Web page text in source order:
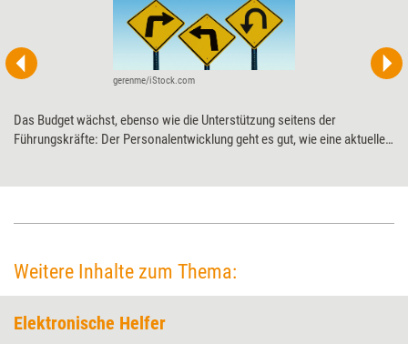
gerenme/iStock.com
Das Budget wächst, ebenso wie die Unterstützung seitens der
Führungskräfte: Der Personalentwicklung geht es gut, wie eine aktuelle
Weitere Inhalte zum Thema:
Elektronische Helfer